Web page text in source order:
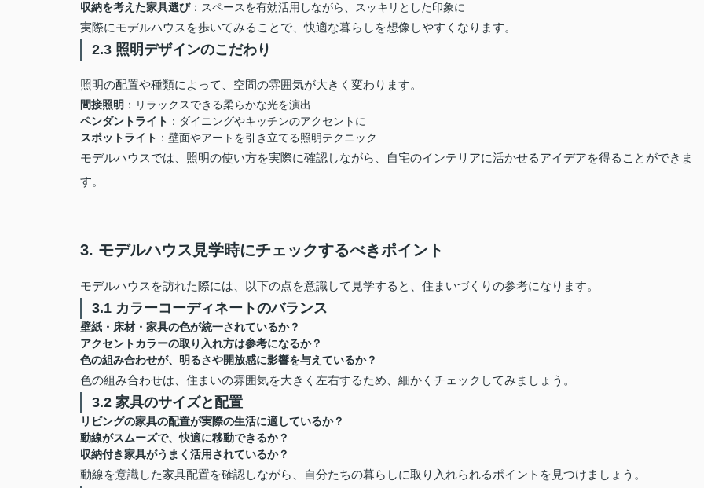
収納を考えた家具選び：スペースを有効活用しながら、スッキリとした印象に
実際にモデルハウスを歩いてみることで、快適な暮らしを想像しやすくなります。
2.3 照明デザインのこだわり
照明の配置や種類によって、空間の雰囲気が大きく変わります。
間接照明 ：リラックスできる柔らかな光を演出
ペンダントライト ：ダイニングやキッチンのアクセントに
スポットライト ：壁面やアートを引き立てる照明テクニック
モデルハウスでは、照明の使い方を実際に確認しながら、自宅のインテリアに活かせるアイデアを得ることができま
す。
3. モデルハウス見学時にチェックするべきポイント
モデルハウスを訪れた際には、以下の点を意識して見学すると、住まいづくりの参考になります。
3.1 カラーコーディネートのバランス
壁紙・床材・家具の色が統一されているか？
アクセントカラーの取り入れ方は参考になるか？
色の組み合わせが、明るさや開放感に影響を与えているか？
色の組み合わせは、住まいの雰囲気を大きく左右するため、細かくチェックしてみましょう。
3.2 家具のサイズと配置
リビングの家具の配置が実際の生活に適しているか？
動線がスムーズで、快適に移動できるか？
収納付き家具がうまく活用されているか？
動線を意識した家具配置を確認しながら、自分たちの暮らしに取り入れられるポイントを見つけましょう。